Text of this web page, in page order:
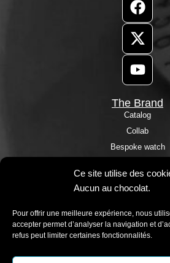
Ce site utilise des
Aucun au chocolat.
Pour offrir une meilleure expérience, nous
accepter permet d’analyser la navigation et
refus peut limiter certaines fonctionnalités.
The Brand
Catalog
Collab
Bespoke watch
Our stores
Customer reviews
Press Room
Blog